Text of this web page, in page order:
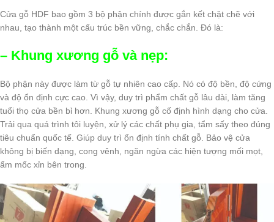
Cửa gỗ HDF bao gồm 3 bộ phận chính được gắn kết chặt chẽ với
nhau, tạo thành một cấu trúc bền vững, chắc chắn. Đó là:
– Khung xương gỗ và nẹp:
Bộ phận này được làm từ gỗ tự nhiên cao cấp. Nó có độ bền, độ cứng
và độ ổn định cực cao. Vì vậy, duy trì phẩm chất gỗ lâu dài, làm tăng
tuổi thọ cửa bền bỉ hơn. Khung xương gỗ cố định hình dạng cho cửa.
Trải qua quá trình tôi luyện, xử lý các chất phụ gia, tẩm sấy theo đúng
tiêu chuẩn quốc tế. Giúp duy trì ổn định tính chất gỗ. Bảo vệ cửa
không bị biến dạng, cong vênh, ngăn ngừa các hiện tượng mối mọt,
ẩm mốc xỉn bên trong.